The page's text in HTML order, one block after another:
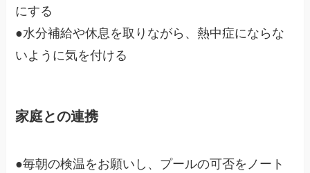
にする
●水分補給や休息を取りながら、熱中症にならな
いように気を付ける
家庭との連携
●毎朝の検温をお願いし、プールの可否をノート